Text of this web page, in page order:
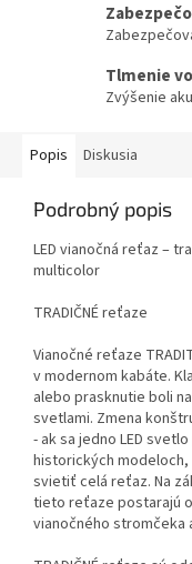
Tlmenie
Zvýšenie
Popis Diskusia
Podrobný popis
LED vianočná reťaz –
multicolor
TRADIČNÉ reťaze
Vianočné reťaze
v modernom kabáte.
alebo prasknutie boli
svetlami. Zmena
- ak sa jedno LED
historických
svietiť celá reťaz. Na
tieto reťaze postarajú
vianočného stromčeka